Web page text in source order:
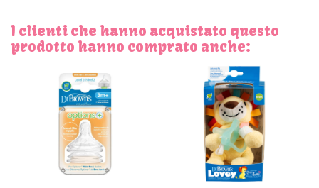
I clienti che hanno acquistato questo
prodotto hanno comprato anche: